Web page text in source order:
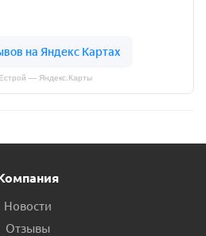
— Яндекс.Карты
Новости
Отзывы